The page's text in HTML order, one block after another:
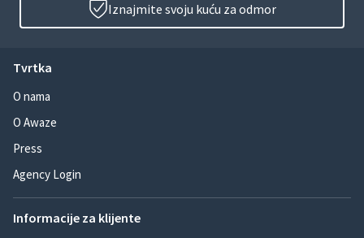
Iznajmite svoju kuću za odmor
Tvrtka
O nama
O Awaze
Press
Agency Login
Informacije za klijente